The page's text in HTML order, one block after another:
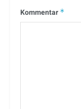
Kommentar *